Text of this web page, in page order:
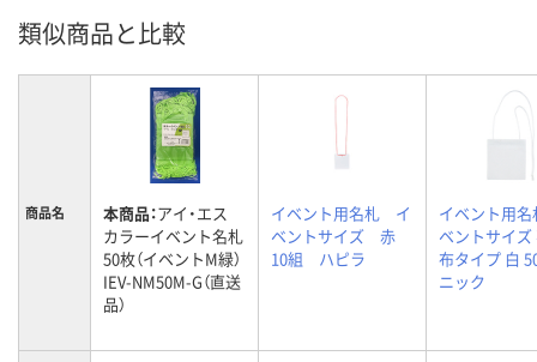
類似商品と比較
商品名 本商品：アイ・エス
カラーイベント名札
50枚（イベントM緑）
IEV-NM50M-G（直送
品）
イベント用名札 イ
ベントサイズ 赤
10組 ハピラ
イベント用名
ベントサイズ
布タイプ 白
ニック